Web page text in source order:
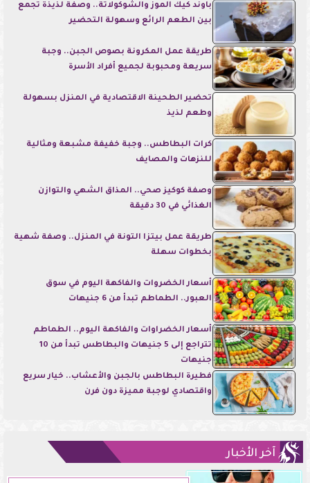
باوند كيك الموز والشوكولاتة.. وصفة لذيذة تجمع
بين الطعم الرائع وسهولة التحضير
طريقة عمل المكرونة بصوص الجبن.. وجبة
سريعة ومحبوبة لجميع أفراد الأسرة
تحضير الطحينة الاقتصادية في المنزل بسهولة
وطعم لذيذ
كرات البطاطس.. وجبة خفيفة مشبعة ومثالية
للنزهات والمصايف
وصفة كوكيز صحي.. المذاق الشهي والتوازن
الغذائي في 30 دقيقة
طريقة عمل بيتزا التونة في المنزل.. وصفة شهية
بخطوات سهلة
أسعار الخضروات والفاكهة اليوم في سوق
العبور.. الطماطم تبدأ من 6 جنيهات
أسعار الخضراوات والفاكهة اليوم.. الطماطم
تتراجع إلى 5 جنيهات والبطاطس تبدأ من 10
جنيهات
فطيرة البطاطس بالجبن والأعشاب.. خيار سريع
واقتصادي لوجبة مميزة دون فرن
آخر الأخبار